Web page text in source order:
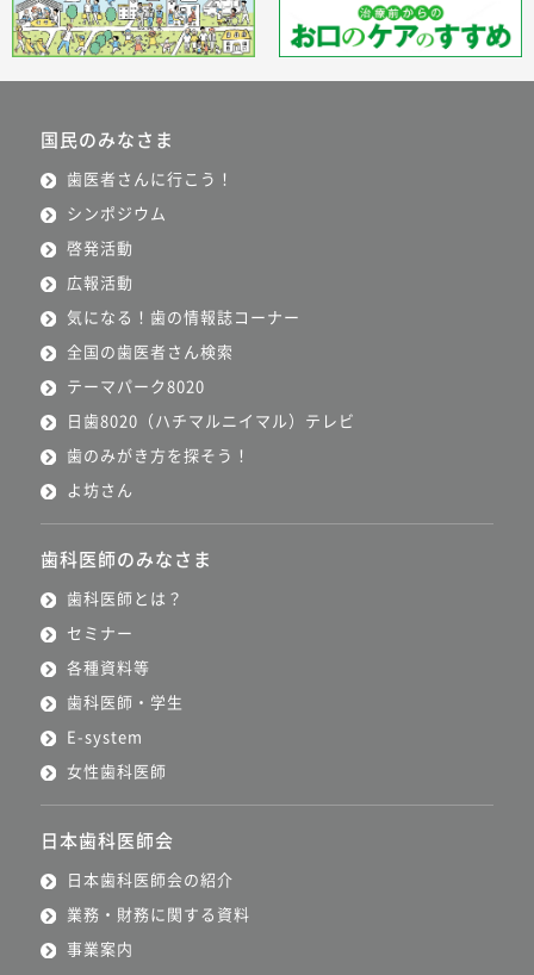
国民のみなさま
歯医者さんに行こう！
シンポジウム
啓発活動
広報活動
気になる！歯の情報誌コーナー
全国の歯医者さん検索
テーマパーク8020
日歯8020（ハチマルニイマル）テレビ
歯のみがき方を探そう！
よ坊さん
歯科医師のみなさま
歯科医師とは？
セミナー
各種資料等
歯科医師・学生
E-system
女性歯科医師
日本歯科医師会
日本歯科医師会の紹介
業務・財務に関する資料
事業案内